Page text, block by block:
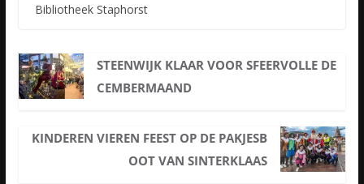
Bibliotheek Staphorst
STEENWIJK KLAAR VOOR SFEERVOLLE DE
CEMBERMAAND
KINDEREN VIEREN FEEST OP DE PAKJESB
OOT VAN SINTERKLAAS